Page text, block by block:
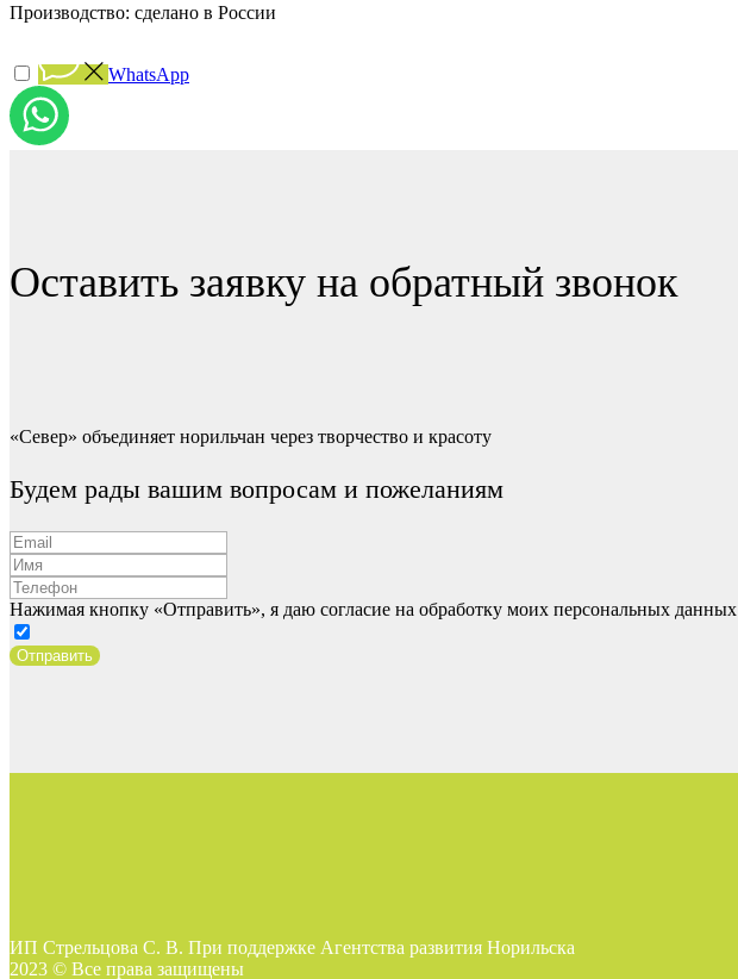
Производство: сделано в России
WhatsApp
Оставить заявку на обратный звонок
«Север» объединяет норильчан через творчество и красоту
Будем рады вашим вопросам и пожеланиям
Нажимая кнопку «Отправить», я даю согласие на обработку моих персональных данных
Отправить
ИП Стрельцова С. В. При поддержке Агентства развития Норильска
2023 © Все права защищены